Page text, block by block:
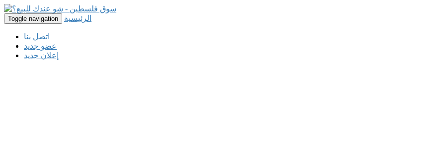
Toggle navigation الرئيسية
اتصل بنا
عضو جديد
إعلان جديد